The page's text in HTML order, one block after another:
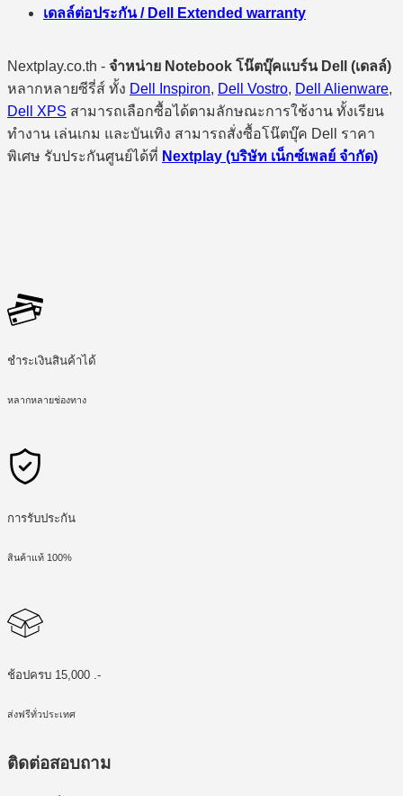
เดลล์ต่อประกัน / Dell Extended warranty
Nextplay.co.th - จำหน่าย Notebook โน๊ตบุ๊คแบร์น Dell (เดลล์)
หลากหลายซีรี่ส์ ทั้ง Dell Inspiron, Dell Vostro, Dell Alienware,
Dell XPS สามารถเลือกซื้อได้ตามลักษณะการใช้งาน ทั้งเรียน
ทำงาน เล่นเกม และบันเทิง สามารถสั่งซื้อโน๊ตบุ๊ค Dell ราคา
พิเศษ รับประกันศูนย์ได้ที่ Nextplay (บริษัท เน็กซ์เพลย์ จำกัด)
ชำระเงินสินค้าได้
หลากหลายช่องทาง
การรับประกัน
สินค้าแท้ 100%
ช้อปครบ 15,000 .-
ส่งฟรีทั่วประเทศ
ติดต่อสอบถาม